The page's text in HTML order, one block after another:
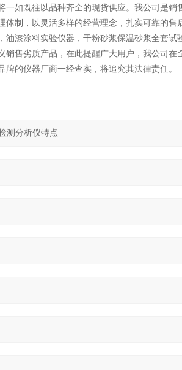
如既往以品种齐全的现货供应。我公司是销
制，以灵活多样的经营理念，扎实可靠的售
漆涂料实验仪器，干粉砂浆保温砂浆全套试
售劣质产品，在此提醒广大用户，我公司在
的仪器厂商一经查实，将追究其法律责任。